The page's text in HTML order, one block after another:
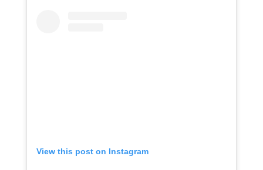
View this post on Instagram